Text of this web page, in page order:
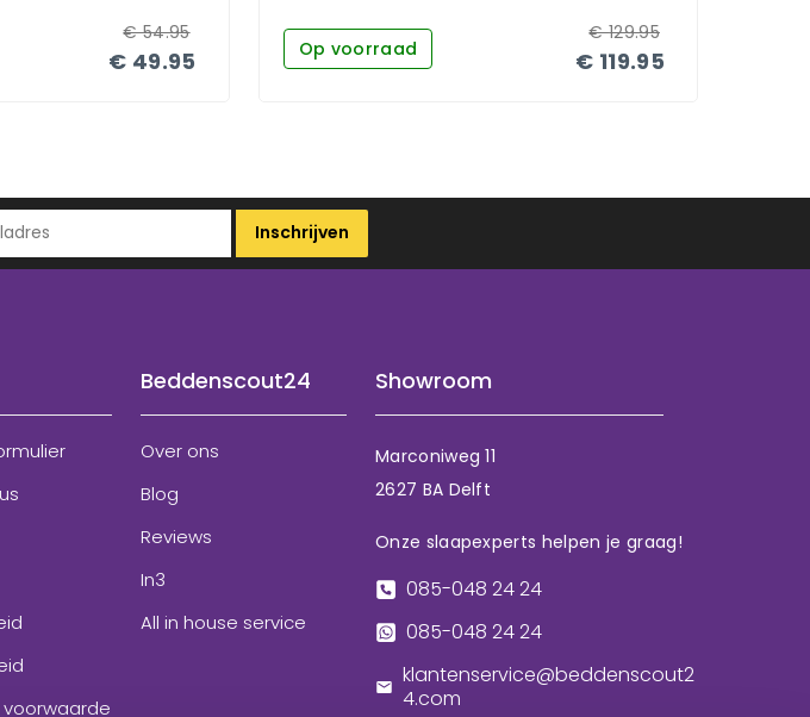
€ 49.95
€54.95
Op voorraad € 119.95
€129.95
Inschrijven
Beddenscout24
Over ons
Blog
Reviews
In3
All in house service
Showroom
Marconiweg 11
2627 BA Delft
Onze slaapexperts helpen je graag!
085-048 24 24
085-048 24 24
klantenservice@beddenscout2
4.com